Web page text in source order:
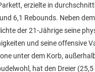
erzielte in
6,1 Rebounds. Neben
der 21-Jährige seine
und seine offensive
unter dem Korb,
hat den Dreier (25,5